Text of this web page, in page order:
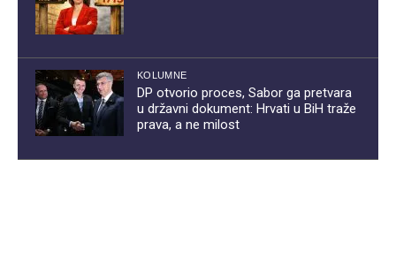
KOLUMNE
DP otvorio proces, Sabor ga pretvara
u državni dokument: Hrvati u BiH traže
prava, a ne milost